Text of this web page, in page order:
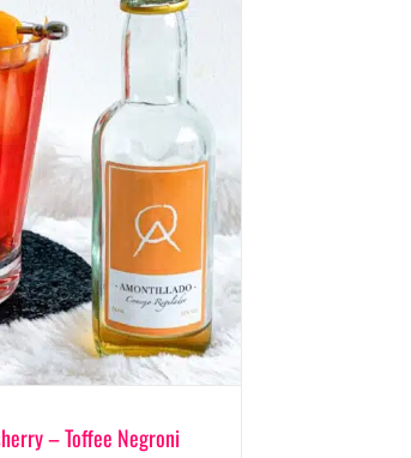
– Toffee Negroni